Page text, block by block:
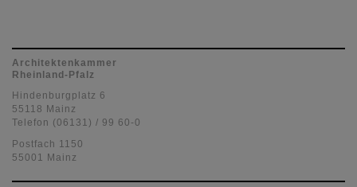
Architektenkammer
Rheinland-Pfalz
Hindenburgplatz 6
55118 Mainz
Telefon (06131) / 99 60-0
Postfach 1150
55001 Mainz